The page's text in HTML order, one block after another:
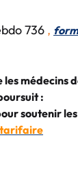
736 ,
médecins
:
soutenir
tarifaire